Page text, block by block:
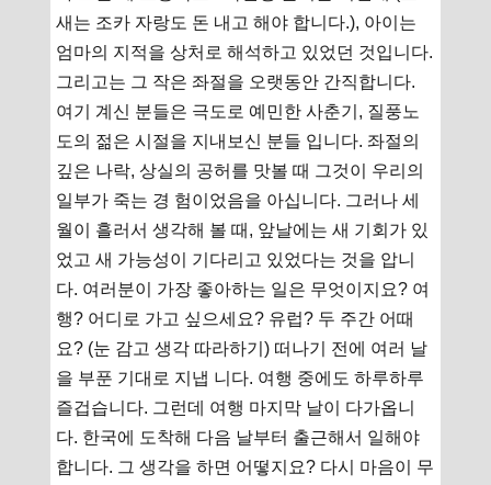
새는 조카 자랑도 돈 내고 해야 합니다.), 아이는
엄마의 지적을 상처로 해석하고 있었던 것입니다.
그리고는 그 작은 좌절을 오랫동안 간직합니다.
여기 계신 분들은 극도로 예민한 사춘기, 질풍노
도의 젊은 시절을 지내보신 분들 입니다. 좌절의
깊은 나락, 상실의 공허를 맛볼 때 그것이 우리의
일부가 죽는 경 험이었음을 아십니다. 그러나 세
월이 흘러서 생각해 볼 때, 앞날에는 새 기회가 있
었고 새 가능성이 기다리고 있었다는 것을 압니
다. 여러분이 가장 좋아하는 일은 무엇이지요? 여
행? 어디로 가고 싶으세요? 유럽? 두 주간 어때
요? (눈 감고 생각 따라하기) 떠나기 전에 여러 날
을 부푼 기대로 지냅 니다. 여행 중에도 하루하루
즐겁습니다. 그런데 여행 마지막 날이 다가옵니
다. 한국에 도착해 다음 날부터 출근해서 일해야
합니다. 그 생각을 하면 어떻지요? 다시 마음이 무